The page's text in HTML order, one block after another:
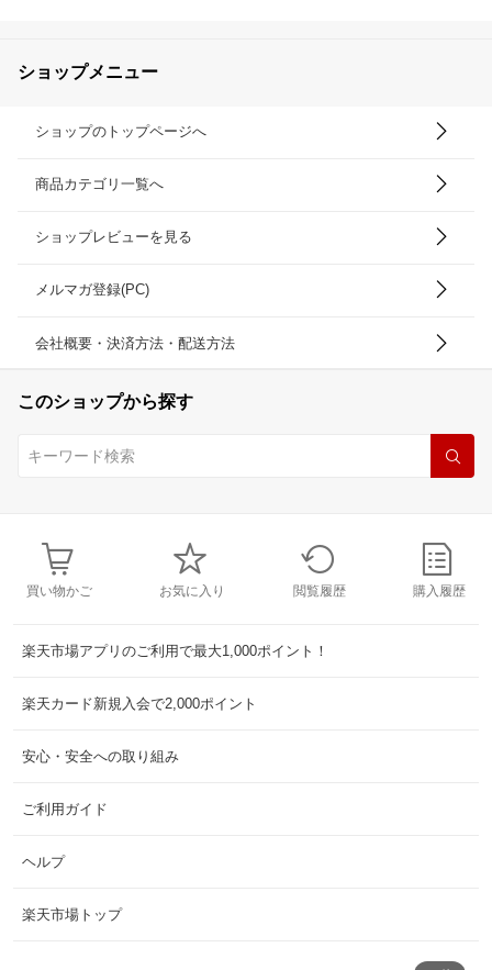
ショップメニュー
ショップのトップページへ
商品カテゴリ一覧へ
ショップレビューを見る
メルマガ登録(PC)
会社概要・決済方法・配送方法
このショップから探す
買い物かご お気に入り 閲覧履歴 購入履歴
楽天市場アプリのご利用で最大1,000ポイント！
楽天カード新規入会で2,000ポイント
安心・安全への取り組み
ご利用ガイド
ヘルプ
楽天市場トップ